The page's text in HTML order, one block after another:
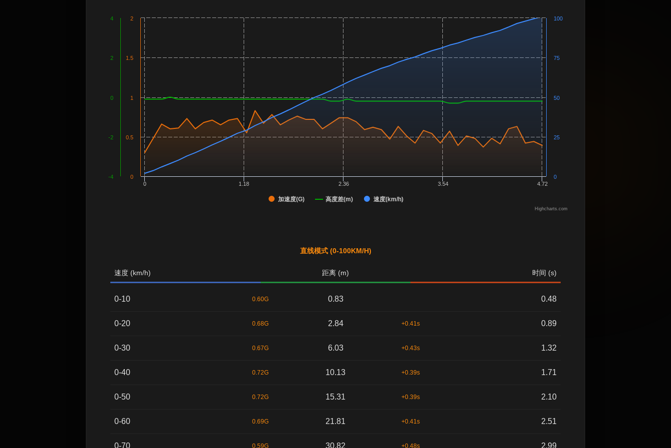
加速度(G) 高度差(m) 速度(km/h)
0 1.18 2.36 3.54 4.72
0
0.5
1
1.5
2
-4
-2
0
2
4
0
25
50
75
100
Highcharts.com
直线模式 (0-100KM/H)
速度 (km/h) 距离 (m) 时间 (s)
0-10 0.60G 0.83 0.48
0-20 0.68G 2.84 +0.41s 0.89
0-30 0.67G 6.03 +0.43s 1.32
0-40 0.72G 10.13 +0.39s 1.71
0-50 0.72G 15.31 +0.39s 2.10
0-60 0.69G 21.81 +0.41s 2.51
0-70 0.59G 30.82 +0.48s 2.99